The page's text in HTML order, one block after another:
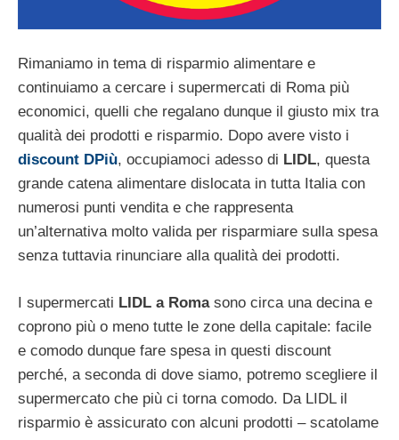
Rimaniamo in tema di risparmio alimentare e
continuiamo a cercare i supermercati di Roma più
economici, quelli che regalano dunque il giusto mix tra
qualità dei prodotti e risparmio. Dopo avere visto i
discount DPiù, occupiamoci adesso di LIDL, questa
grande catena alimentare dislocata in tutta Italia con
numerosi punti vendita e che rappresenta
un’alternativa molto valida per risparmiare sulla spesa
senza tuttavia rinunciare alla qualità dei prodotti.
I supermercati LIDL a Romasono circa una decina e
coprono più o meno tutte le zone della capitale: facile
e comodo dunque fare spesa in questi discount
perché, a seconda di dove siamo, potremo scegliere il
supermercato che più ci torna comodo. Da LIDL il
risparmio è assicurato con alcuni prodotti – scatolame